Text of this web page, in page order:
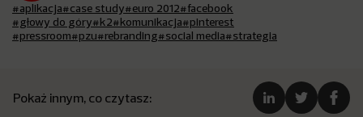
#aplikacja#case study#euro 2012#facebook
#głowy do góry#k2#komunikacja#pinterest
#pressroom#pzu#rebranding#social media#strategia
Pokaż innym, co czytasz: